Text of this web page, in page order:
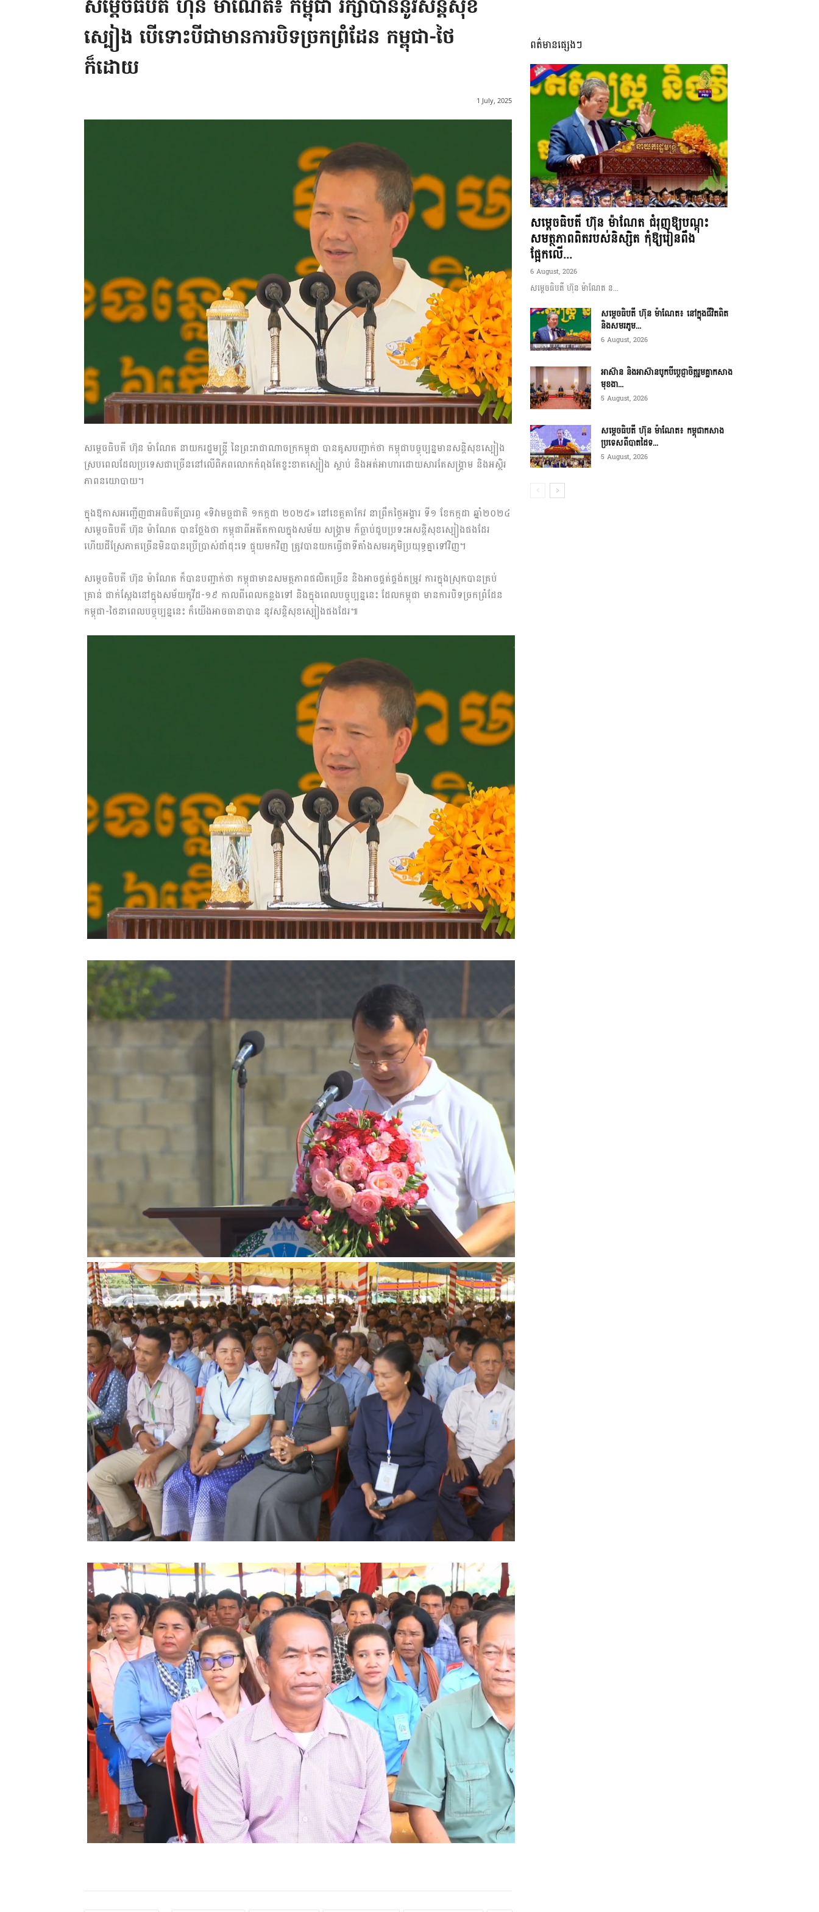
I
ភាព​
ព័ត៌មាន​
និង
ប្រតិកម្ម
រហ័ស
សម្តេចធិបតី ហ៊ុន ម៉ាណែត៖ កម្ពុជា រក្សាបាននូវសន្តិសុខ
ស្បៀង បើទោះបីជាមានការបិទច្រកព្រំដែន កម្ពុជា-ថៃ
ក៏ដោយ
1 July, 2025
សម្តេចធិបតី ហ៊ុន ម៉ាណែត នាយករដ្ឋមន្ត្រី នៃព្រះរាជាណាចក្រកម្ពុជា បានគូសបញ្ជាក់ថា កម្ពុជាបច្ចុប្បន្នមានសន្តិសុខស្បៀង
ស្របពេលដែលប្រទេសជាច្រើននៅលើពិភពលោកកំពុងតែខ្ខះខាតស្បៀង ស្លាប់ និងអត់អាហារដោយសារតែសង្រ្គាម និងអស្ថិរ
ភាពនយោបាយ។
ក្នុងឱកាសអញ្ជើញជាអធិបតីប្រារព្ធ «ទិវាមច្ឆជាតិ ១កក្កដា ២០២៥» នៅខេត្តតាកែវ នាព្រឹកថ្ងៃអង្គារ ទី១ ខែកក្កដា ឆ្នាំ២០២៤
សម្តេចធិបតី ហ៊ុន ម៉ាណែត បានថ្លែងថា កម្ពុជាពីអតីតកាលក្នុងសម័យ សង្រ្គាម ក៏ធ្លាប់ជួបប្រទះអសន្តិសុខស្បៀងផងដែរ
ហើយដីស្រែភាគច្រើនមិនបានប្រើប្រាស់ដាំដុះទេ ផ្ទុយមកវិញ ត្រូវបានយកធ្វើជាទីតាំងសមរភូមិប្រយុទ្ធគ្នាទៅវិញ។
សម្តេចធិបតី ហ៊ុន ម៉ាណែត ក៏បានបញ្ជាក់ថា កម្ពុជាមានសមត្ថភាពផលិតច្រើន និងអាចផ្គត់ផ្គង់តម្រូវ ការក្នុងស្រុកបានគ្រប់
គ្រាន់ ជាក់ស្តែងនៅក្នុងសម័យកូវីដ-១៩ កាលពីពេលកន្លងទៅ និងក្នុងពេលបច្ចុប្បន្ននេះ ដែលកម្ពុជា មានការបិទច្រកព្រំដែន
កម្ពុជា-ថៃនាពេលបច្ចុប្បន្ននេះ ក៏យើងអាចធានាបាន នូវសន្តិសុខស្បៀងផងដែរ៕
ពត៌មានផ្សេងៗ
សម្តេចធិបតី ហ៊ុន ម៉ាណែត ជំរុញឱ្យបណ្តុះ
សមត្ថភាពពិតរបស់និស្សិត កុំឱ្យរៀនពឹង
ផ្អែកលើ...
6 August, 2026
សម្តេចធិបតី ហ៊ុន ម៉ាណែត ន...
សម្តេចធិបតី ហ៊ុន ម៉ាណែត៖ នៅក្នុងជីវិតពិត
និងសមរភូម...
6 August, 2026
អាស៊ាន និងអាស៊ានបូកបីប្តេជ្ញាចិត្តរួមគ្នាកសាង
មុខងា...
5 August, 2026
សម្ដេចធិបតី ហ៊ុន ម៉ាណែត៖ កម្ពុជាកសាង
ប្រទេសពីបាតដៃទ...
5 August, 2026